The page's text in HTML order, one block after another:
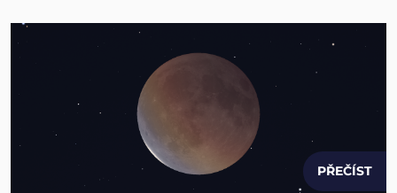
PŘEČÍST